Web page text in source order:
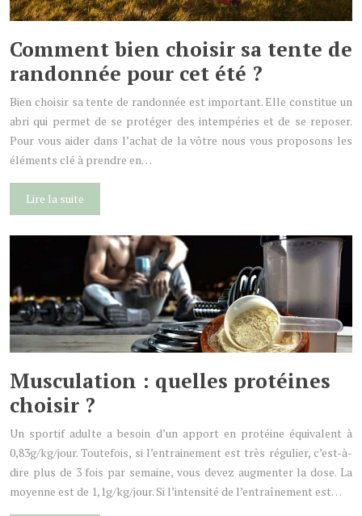
Comment bien choisir sa tente de
randonnée pour cet été ?
Bien choisir sa tente de randonnée est important. Elle constitue un
abri qui permet de se protéger des intempéries et de se reposer.
Pour vous aider dans l’achat de la vôtre nous vous proposons les
éléments clé à prendre en…
Lire la suite
Musculation : quelles protéines
choisir ?
Un sportif adulte a besoin d’un apport en protéine équivalent à
0,83g/kg/jour. Toutefois, si l’entrainement est très régulier, c’est-à-
dire plus de 3 fois par semaine, vous devez augmenter la dose. La
moyenne est de 1,1g/kg/jour. Si l’intensité de l’entraînement est…